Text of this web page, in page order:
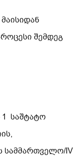
შემდეგ
საშტატო
სამმართველო/IV